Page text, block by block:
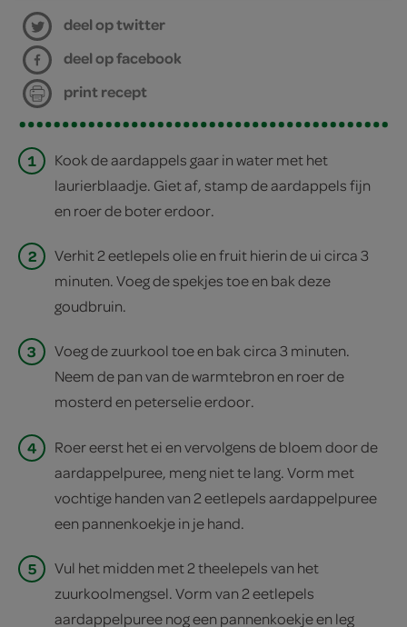
deel op twitter
deel op facebook
print recept
1
Kook de aardappels gaar in water met het
laurierblaadje. Giet af, stamp de aardappels fijn
en roer de boter erdoor.
2
Verhit 2 eetlepels olie en fruit hierin de ui circa 3
minuten. Voeg de spekjes toe en bak deze
goudbruin.
3
Voeg de zuurkool toe en bak circa 3 minuten.
Neem de pan van de warmtebron en roer de
mosterd en peterselie erdoor.
4
Roer eerst het ei en vervolgens de bloem door de
aardappelpuree, meng niet te lang. Vorm met
vochtige handen van 2 eetlepels aardappelpuree
een pannenkoekje in je hand.
5
Vul het midden met 2 theelepels van het
zuurkoolmengsel. Vorm van 2 eetlepels
aardappelpuree nog een pannenkoekje en leg